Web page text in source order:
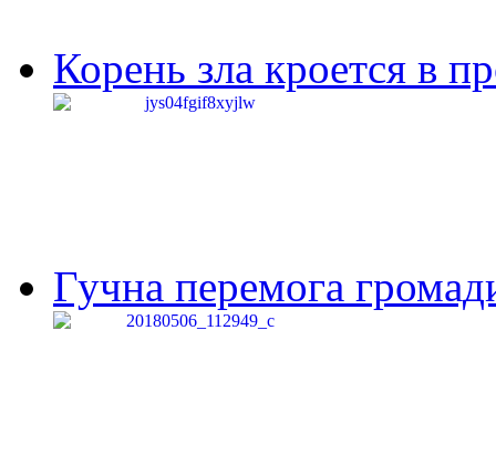
Корень зла кроется в
Гучна перемога